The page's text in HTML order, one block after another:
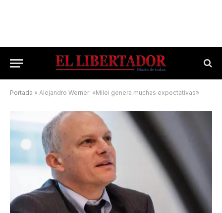
Portada » Alejandro Werner: «Milei genera muchas expectativas»